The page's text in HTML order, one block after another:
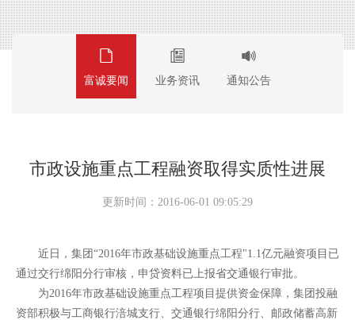
富诚要闻 业务资讯 通知公告
市政设施重点工程融资取得实质性进展
更新时间：2016-06-01 09:05:29
近日，集团“2016年市政基础设施重点工程"1.1亿元融资项目已
通过交行绵阳分行审核，申贷资料已上报省交通银行审批。
为2016年市政基础设施重点工程项目提供资金保障，集团投融
资部积极与工商银行涪城支行、交通银行绵阳分行、邮政储蓄高新